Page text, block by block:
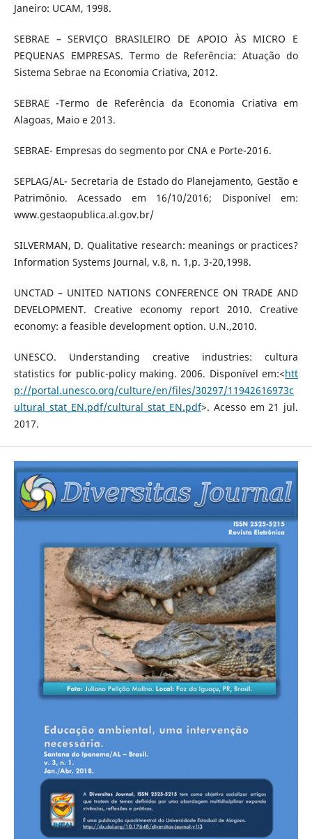
Janeiro: UCAM, 1998.
SEBRAE – SERVIÇO BRASILEIRO DE APOIO ÀS MICRO E
PEQUENAS EMPRESAS. Termo de Referência: Atuação do
Sistema Sebrae na Economia Criativa, 2012.
SEBRAE -Termo de Referência da Economia Criativa em
Alagoas, Maio e 2013.
SEBRAE- Empresas do segmento por CNA e Porte-2016.
SEPLAG/AL- Secretaria de Estado do Planejamento, Gestão e
Patrimônio. Acessado em 16/10/2016; Disponível em:
www.gestaopublica.al.gov.br/
SILVERMAN, D. Qualitative research: meanings or practices?
Information Systems Journal, v.8, n. 1,p. 3-20,1998.
UNCTAD – UNITED NATIONS CONFERENCE ON TRADE AND
DEVELOPMENT. Creative economy report 2010. Creative
economy: a feasible development option. U.N.,2010.
UNESCO. Understanding creative industries: cultura
statistics for public-policy making. 2006. Disponível em:<htt
p://portal.unesco.org/culture/en/files/30297/11942616973c
ultural_stat_EN.pdf/cultural_stat_EN.pdf>. Acesso em 21 jul.
2017.